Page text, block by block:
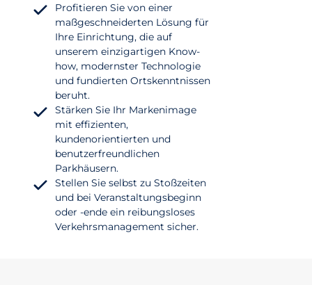
Profitieren Sie von einer
maßgeschneiderten Lösung für
Ihre Einrichtung, die auf
unserem einzigartigen Know-
how, modernster Technologie
und fundierten Ortskenntnissen
beruht.
Stärken Sie Ihr Markenimage
mit effizienten,
kundenorientierten und
benutzerfreundlichen
Parkhäusern.
Stellen Sie selbst zu Stoßzeiten
und bei Veranstaltungsbeginn
oder -ende ein reibungsloses
Verkehrsmanagement sicher.